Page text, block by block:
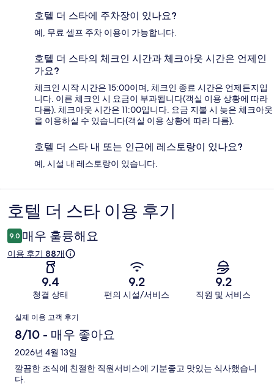
호텔 더 스타에 주차장이 있나요?
예, 무료 셀프 주차 이용이 가능합니다.
호텔 더 스타의 체크인 시간과 체크아웃 시간은 언제인
가요?
체크인 시작 시간은 15:00이며, 체크인 종료 시간은 언제든지입
니다. 이른 체크인 시 요금이 부과됩니다(객실 이용 상황에 따라
다름). 체크아웃 시간은 11:00입니다. 요금 지불 시 늦은 체크아웃
을 이용하실 수 있습니다(객실 이용 상황에 따라 다름).
호텔 더 스타 내 또는 인근에 레스토랑이 있나요?
예, 시설 내 레스토랑이 있습니다.
이
용
후
호텔 더 스타 이용 후기
9.0 매우 훌륭해요
이용 후기 88개
9.4
청결 상태
9.2
편의 시설/서비스
9.2
직원 및 서비스
이
용
후
기
실제 이용 고객 후기
8/10 - 매우 좋아요
2026년 4월 13일
깔끔한 조식에 친절한 직원서비스에 기분좋고 맛있는 식사했습니
다.